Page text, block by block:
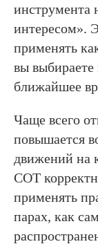
инструмента
интересом».
применять
вы выбираете
ближайшее
Чаще всего
повышается
движений на
COT
применять
парах, как